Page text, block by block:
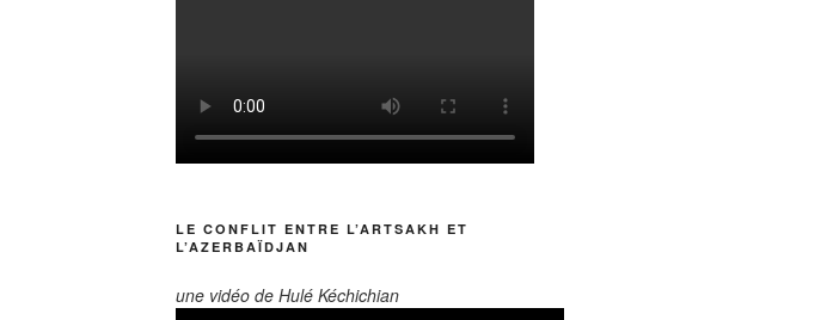
LE CONFLIT ENTRE L’ARTSAKH ET
L’AZERBAÏDJAN
une vidéo de Hulé Kéchichian